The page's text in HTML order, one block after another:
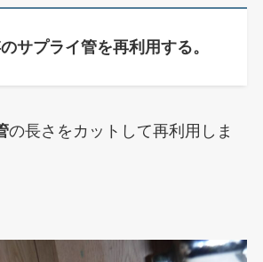
サプライ管を再利用する。
の長さをカットして再利用しま